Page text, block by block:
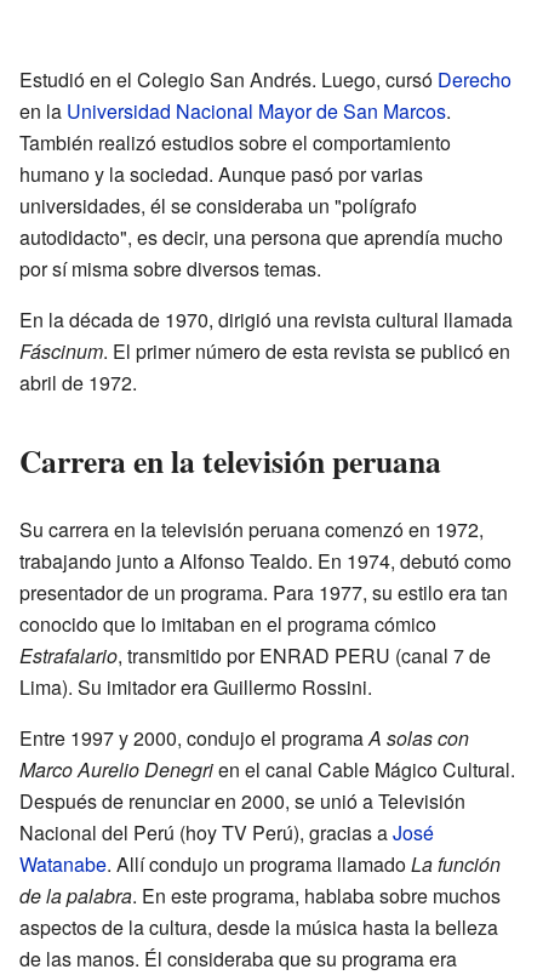
Estudió en el Colegio San Andrés. Luego, cursó Derecho
en la Universidad Nacional Mayor de San Marcos.
También realizó estudios sobre el comportamiento
humano y la sociedad. Aunque pasó por varias
universidades, él se consideraba un "polígrafo
autodidacto", es decir, una persona que aprendía mucho
por sí misma sobre diversos temas.
En la década de 1970, dirigió una revista cultural llamada
Fáscinum. El primer número de esta revista se publicó en
abril de 1972.
Carrera en la televisión peruana
Su carrera en la televisión peruana comenzó en 1972,
trabajando junto a Alfonso Tealdo. En 1974, debutó como
presentador de un programa. Para 1977, su estilo era tan
conocido que lo imitaban en el programa cómico
Estrafalario, transmitido por ENRAD PERU (canal 7 de
Lima). Su imitador era Guillermo Rossini.
Entre 1997 y 2000, condujo el programaA solas con
Marco Aurelio Denegrien el canal Cable Mágico Cultural.
Después de renunciar en 2000, se unió a Televisión
Nacional del Perú (hoy TV Perú), gracias aJosé
Watanabe. Allí condujo un programa llamadoLa función
de la palabra. En este programa, hablaba sobre muchos
aspectos de la cultura, desde la música hasta la belleza
de las manos. Él consideraba que su programa era